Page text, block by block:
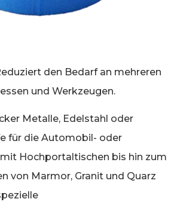
den Bedarf an mehreren
und Werkzeugen.
Metalle, Edelstahl oder
für die Automobil- oder
mit Hochportaltischen bis hin zum
von Marmor, Granit und Quarz